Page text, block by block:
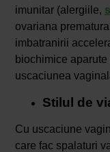
imunitar (alergiile,
ovariana
imbatranirii
biochimice
uscaciunea
Stilul de
Cu uscaciune
care fac spalaturi